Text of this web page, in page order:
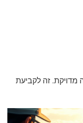
זה לקביעת